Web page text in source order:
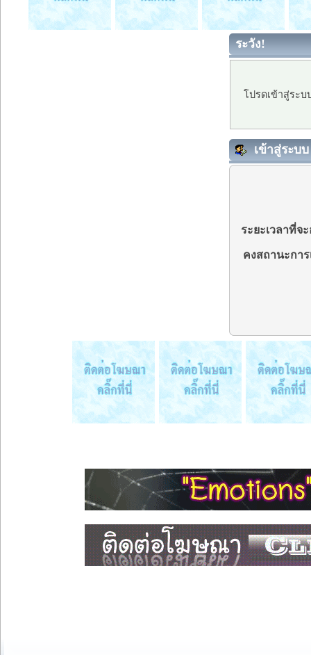
ระวัง!
โปรดเข้าสู่ระ
เข้าสู่ระบบ
ระยะเวลาที่จ
คงสถานะกา